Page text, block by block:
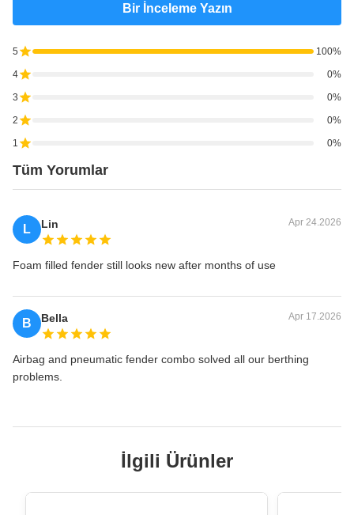
Bir İnceleme Yazın
5 100%
4 0%
3 0%
2 0%
1 0%
Tüm Yorumlar
L Lin Apr 24.2026
Foam filled fender still looks new after months of use
B Bella Apr 17.2026
Airbag and pneumatic fender combo solved all our berthing
problems.
İlgili Ürünler